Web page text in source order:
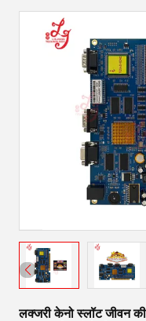
लक्जरी केनो स्लॉट जीवन